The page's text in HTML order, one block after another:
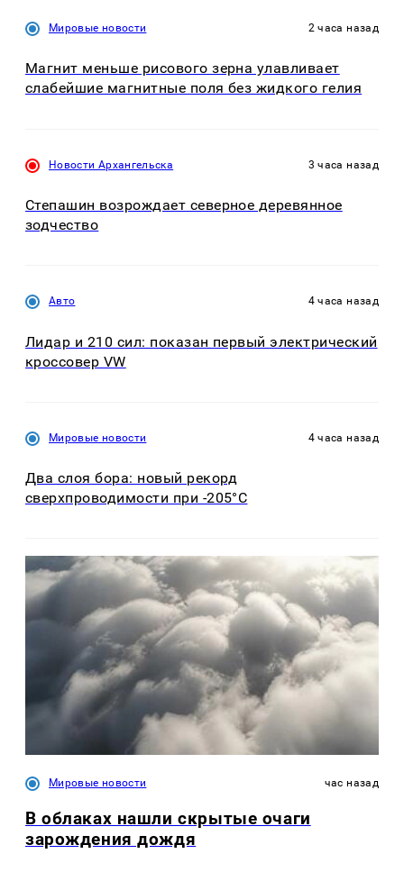
Мировые новости 2 часа назад
Магнит меньше рисового зерна улавливает
слабейшие магнитные поля без жидкого гелия
Новости Архангельска 3 часа назад
Степашин возрождает северное деревянное
зодчество
Авто 4 часа назад
Лидар и 210 сил: показан первый электрический
кроссовер VW
Мировые новости 4 часа назад
Два слоя бора: новый рекорд
сверхпроводимости при -205°C
Мировые новости час назад
В облаках нашли скрытые очаги
зарождения дождя